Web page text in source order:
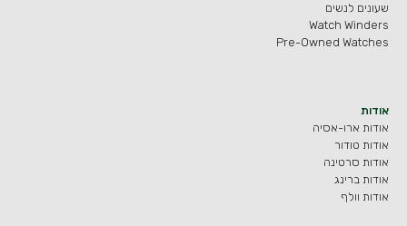
שעונים לנשים
Watch Winders
Pre-Owned Watches
אודות
אודות ארו-אסיה
אודות טודור
אודות סרטינה
אודות ברינג
אודות וולף